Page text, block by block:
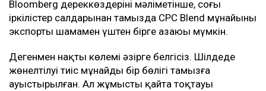
Bloomberg дереккөздерінің мәліметінше, соңғы
іркілістер салдарынан тамызда CPC Blend мұнайының
экспорты шамамен үштен бірге азаюы мүмкін.
Дегенмен нақты көлемі әзірге белгісіз. Шілдеде
жөнелтілуі тиіс мұнайдың бір бөлігі тамызға
ауыстырылған. Ал жұмыстың қайта тоқтауы